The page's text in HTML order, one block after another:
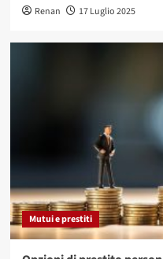
Renan 17 Luglio 2025
Mutui e prestiti